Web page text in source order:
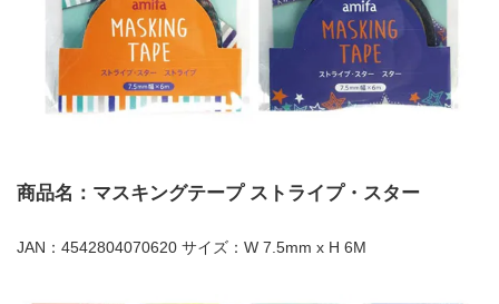
商品名：マスキングテープ ストライプ・スター
JAN：4542804070620 サイズ：W 7.5mm x H 6M